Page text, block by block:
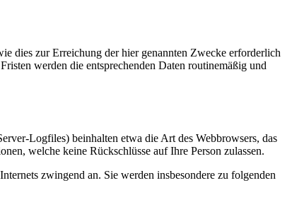
dies zur Erreichung der hier genannten Zwecke erforderlich
werden die entsprechenden Daten routinemäßig und
Logfiles) beinhalten etwa die Art des Webbrowsers, das
welche keine Rückschlüsse auf Ihre Person zulassen.
zwingend an. Sie werden insbesondere zu folgenden